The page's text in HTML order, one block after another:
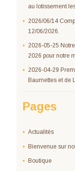
au lotissement
2026/06/14
12/06/2026.
2026-05-25
2026 pour notre
2026-04-29
Baumettes et de
Pages
Actualités
Bienvenue sur
Boutique